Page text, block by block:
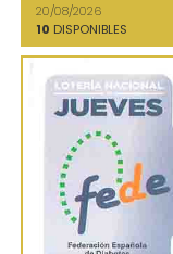
20/08/2026
10 DISPONIBLES